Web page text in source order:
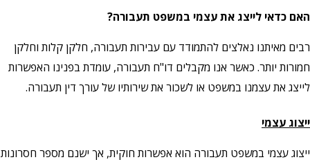
האם כדאי לייצג את עצמי במשפט תעבורה?
רבים מאיתנו נאלצים להתמודד עם עבירות תעבורה, חלקן קלות וחלקן
חמורות יותר. כאשר אנו מקבלים דו"ח תעבורה, עומדת בפנינו האפשרות
לייצג את עצמנו במשפט או לשכור את שירותיו של עורך דין תעבורה.
ייצוג עצמי
ייצוג עצמי במשפט תעבורה הוא אפשרות חוקית, אך ישנם מספר חסרונות